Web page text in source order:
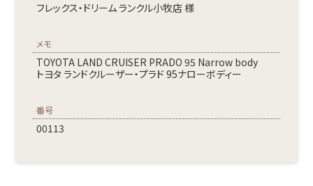
フレックス・ドリーム ランクル小牧店 様
メモ
TOYOTA LAND CRUISER PRADO 95 Narrow body
トヨタ ランドクルーザー・プラド 95ナローボディー
番号
00113